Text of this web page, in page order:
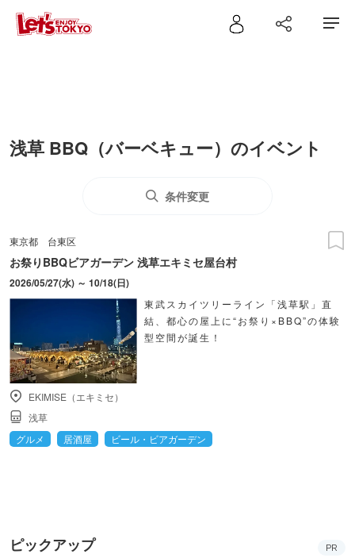
浅草 BBQ（バーベキュー）のイベント
条件変更
東京都 台東区
お祭りBBQビアガーデン 浅草エキミセ屋台村
2026/05/27(水) ～ 10/18(日)
東武スカイツリーライン「浅草駅」直
結、都心の屋上に“お祭り×BBQ”の体験
型空間が誕生！
EKIMISE（エキミセ）
浅草
グルメ
居酒屋 ビール・ビアガーデン
ピックアップ PR